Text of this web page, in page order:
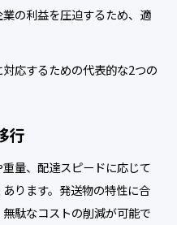
の利益を圧迫するため、適
応するための代表的な2つの
行
量、配達スピードに応じて
ります。発送物の特性に合
駄なコストの削減が可能で